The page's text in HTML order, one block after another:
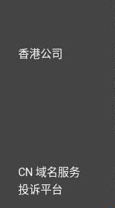
香港公司
CN 域名服务
投诉平台